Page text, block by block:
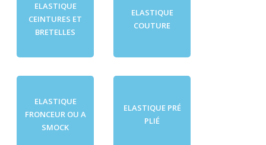
ELASTIQUE
CEINTURES ET
BRETELLES
ELASTIQUE
COUTURE
ELASTIQUE
FRONCEUR OU A
SMOCK
ELASTIQUE PRÉ
PLIÉ